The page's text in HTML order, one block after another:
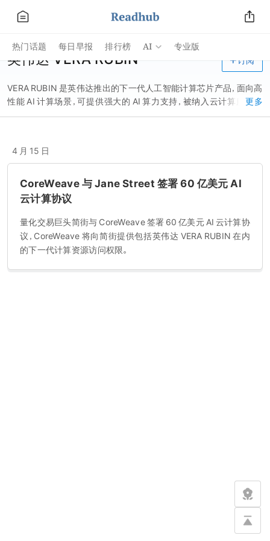
热门话题 每日早报 排行榜 AI 专业版
英伟达 VERA RUBIN
VERA RUBIN 是英伟达推出的下一代人工智能计算芯片产品，面向高
性能 AI 计算场景，可提供强大的 AI 算力支持，被纳入云计算服务商
CoreWeave 的下一代 AI 计算资源阵列，可向商业客户开放访问权
更多
订阅
4 月 15 日
CoreWeave 与 Jane Street 签署 60 亿美元 AI
云计算协议
量化交易巨头简街与 CoreWeave 签署 60 亿美元 AI 云计算协
议，CoreWeave 将向简街提供包括英伟达 VERA RUBIN 在内
的下一代计算资源访问权限。